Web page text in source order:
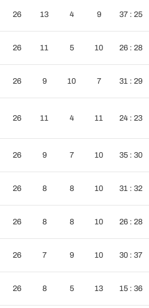
26 13 4 9 37 : 25
26 11 5 10 26 : 28
26 9 10 7 31 : 29
26 11 4 11 24 : 23
26 9 7 10 35 : 30
26 8 8 10 31 : 32
26 8 8 10 26 : 28
26 7 9 10 30 : 37
26 8 5 13 15 : 36